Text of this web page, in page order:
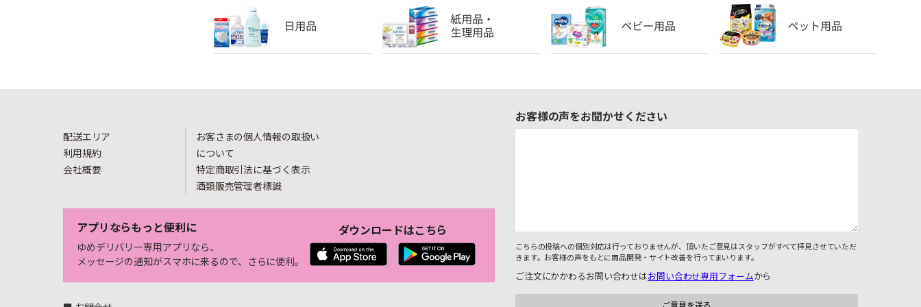
配送エリア
利用規約
会社概要
お客さまの個人情報の取扱い
について
特定商取引法に基づく表示
酒類販売管理者標識
アプリならもっと便利に
ゆめデリバリー専用アプリなら、
メッセージの通知がスマホに来るので、さらに便利。
ダウンロードはこちら
お客様の声をお聞かせください
こちらの投稿への個別対応は行っておりませんが、頂いたご意見はスタッフがすべて拝見させていただ
きます。お客様の声をもとに商品開発・サイト改善を行ってまいります。
ご注文にかかわるお問い合わせはお問い合わせ専用フォームから